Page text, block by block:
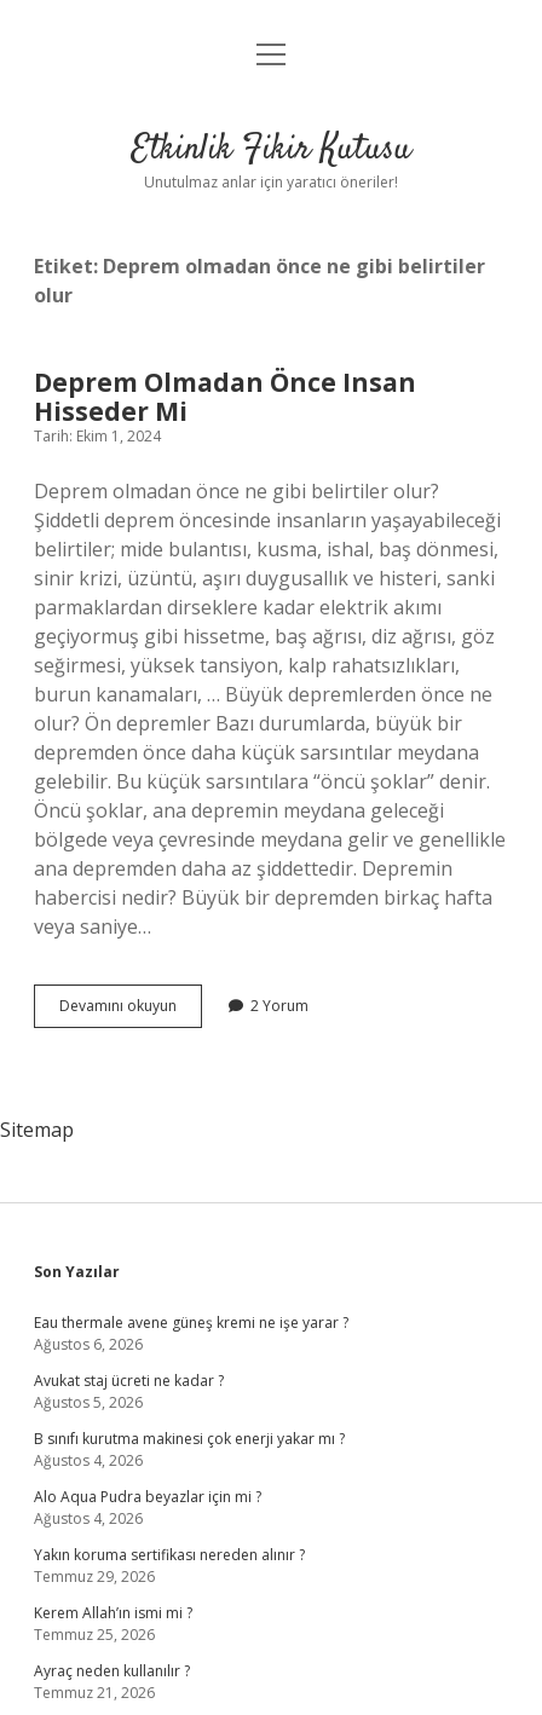
Anasayfa
Yasal Uyarı
menüyü
Etkinlik Fikir Kutusu
Unutulmaz anlar için yaratıcı öneriler!
Etiket: Deprem olmadan önce ne gibi belirtiler
olur
Deprem Olmadan Önce Insan
Hisseder Mi
Tarih: Ekim 1, 2024
Deprem olmadan önce ne gibi belirtiler olur?
Şiddetli deprem öncesinde insanların yaşayabileceği
belirtiler; mide bulantısı, kusma, ishal, baş dönmesi,
sinir krizi, üzüntü, aşırı duygusallık ve histeri, sanki
parmaklardan dirseklere kadar elektrik akımı
geçiyormuş gibi hissetme, baş ağrısı, diz ağrısı, göz
seğirmesi, yüksek tansiyon, kalp rahatsızlıkları,
burun kanamaları, … Büyük depremlerden önce ne
olur? Ön depremler Bazı durumlarda, büyük bir
depremden önce daha küçük sarsıntılar meydana
gelebilir. Bu küçük sarsıntılara “öncü şoklar” denir.
Öncü şoklar, ana depremin meydana geleceği
bölgede veya çevresinde meydana gelir ve genellikle
ana depremden daha az şiddettedir. Depremin
habercisi nedir? Büyük bir depremden birkaç hafta
veya saniye…
Devamını okuyun Deprem
Olmadan
2 Yorum
Sitemap
Sidebar
Son Yazılar
Eau thermale avene güneş kremi ne işe yarar ?
Ağustos 6, 2026
Avukat staj ücreti ne kadar ?
Ağustos 5, 2026
B sınıfı kurutma makinesi çok enerji yakar mı ?
Ağustos 4, 2026
Alo Aqua Pudra beyazlar için mi ?
Ağustos 4, 2026
Yakın koruma sertifikası nereden alınır ?
Temmuz 29, 2026
Kerem Allah’ın ismi mi ?
Temmuz 25, 2026
Ayraç neden kullanılır ?
Temmuz 21, 2026